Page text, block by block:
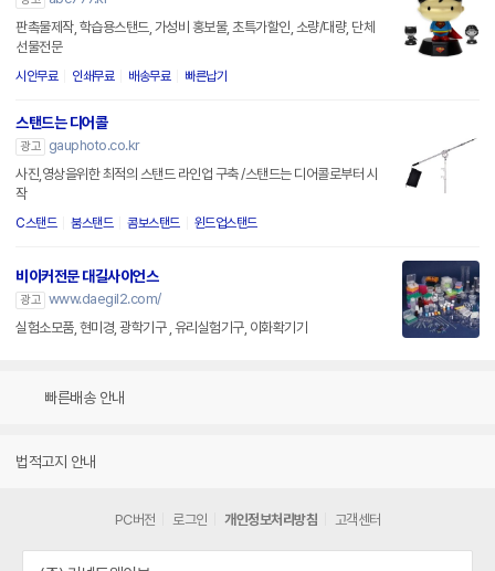
판촉물제작, 학습용스탠드, 가성비 홍보물, 초특가할인, 소량/대량, 단체
선물전문
시안무료 인쇄무료 배송무료 빠른납기
스탠드는 디어콜
광고
gauphoto.co.kr
사진,영상을위한 최적의 스탠드 라인업 구축 /스탠드는 디어콜로부터 시
작
C스탠드 붐스탠드 콤보스탠드 윈드업스탠드
비이커전문 대길사이언스
광고 www.daegil2.com/
실험소모품, 현미경, 광학기구 , 유리실험기구, 이화확기기
빠른배송 안내
법적고지 안내
PC버전 로그인 개인정보처리방침 고객센터